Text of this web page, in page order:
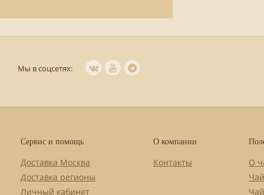
Мы в соцсетях:
Сервис и помощь
Доставка Москва
Доставка регионы
Личный кабинет
О компании
Контакты
О